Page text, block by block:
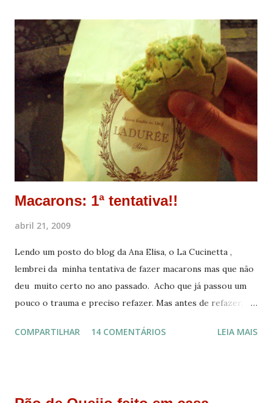
uma tigela maior. Usando uma colher de pau, adicione e
misture gentilmente as bananas, o bicarbonato de sódio, o
leite e a farinha. A dica aqui é adicionar aos poucos e
sempre mexendo com a colher. Misture até ficar tudo
homogêneo. Passo 4: Coloque essa mistura na assadeira e
leve ao forno por 30 minutos ou até o garfo espetado sair
limpo. Deixe esfriar por 10 minutos até desenformar.
Substituições: Açúcar Mascavo pode ser trocado pelo
Demerara ou até mesmo o branco. Eu faço uma mistur...
Macarons: 1ª tentativa!!
abril 21, 2009
Lendo um posto do blog da Ana Elisa, o La Cucinetta ,
lembrei da minha tentativa de fazer macarons mas que não
deu muito certo no ano passado. Acho que já passou um
pouco o trauma e preciso refazer. Mas antes de refazer,
Pavé Francês . Um dos momentos mais mágicos da minha
COMPARTILHAR 14 COMENTÁRIOS LEIA MAIS